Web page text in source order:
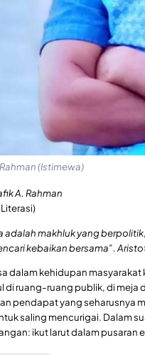
(Istimewa)
A. Rahman
adalah makhluk yang
kebaikan bersama”.
dalam kehidupan
di ruang-ruang publik, di meja
pendapat yang seharusnya
saling mencurigai. Dalam
ikut larut dalam pusaran